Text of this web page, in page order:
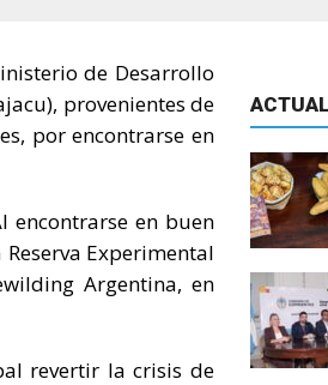
de Desarrollo
provenientes de
por encontrarse en
encontrarse en buen
Experimental
Argentina, en
revertir la crisis de